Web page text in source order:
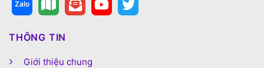
THÔNG TIN
Giới thiệu chung